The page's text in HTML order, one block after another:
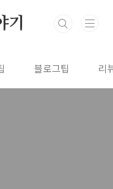
기
블로그팁 리